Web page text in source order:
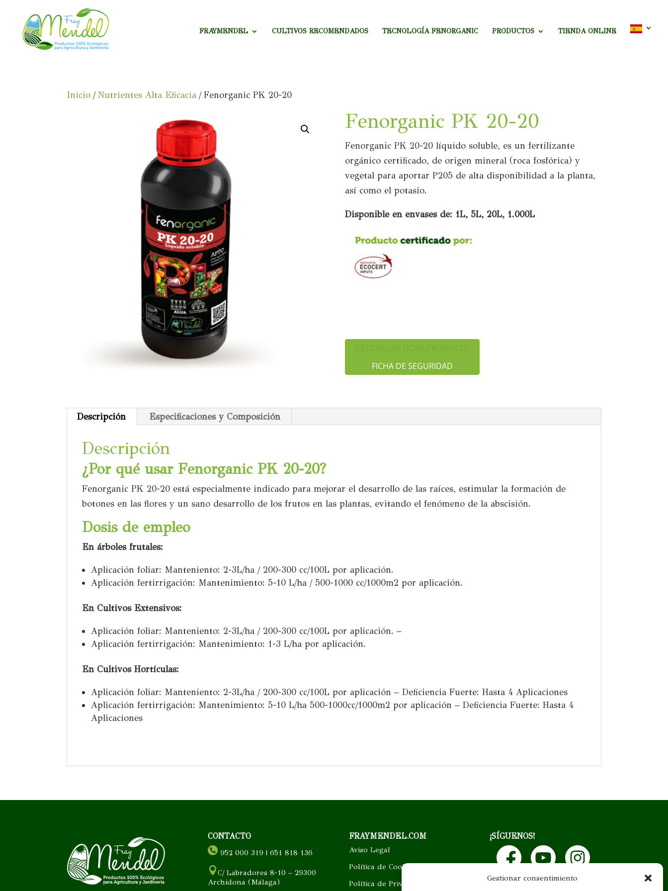
Gestionar consentimiento
FRAYMENDEL CULTIVOS RECOMENDADOS TECNOLOGÍA FENORGANIC PRODUCTOS TIENDA ONLINE
Inicio /Nutrientes Alta Eficacia / Fenorganic PK 20-20
Fenorganic PK 20-20
Fenorganic PK 20-20 líquido soluble, es un fertilizante
orgánico certificado, de origen mineral (roca fosfórica) y
vegetal para aportar P205 de alta disponibilidad a la planta,
así como el potasio.
Disponible en envases de: 1L, 5L, 20L, 1.000L
FICHA DE SEGURIDAD
Descripción Especificaciones y Composición
Descripción
¿Por qué usar Fenorganic PK 20-20?
Fenorganic PK 20-20 está especialmente indicado para mejorar el desarrollo de las raíces, estimular la formación de
botones en las flores y un sano desarrollo de los frutos en las plantas, evitando el fenómeno de la abscisión.
Dosis de empleo
En árboles frutales:
Aplicación foliar: Manteniento: 2-3L/ha / 200-300 cc/100L por aplicación.
Aplicación fertirrigación: Mantenimiento: 5-10 L/ha / 500-1000 cc/1000m2 por aplicación.
En Cultivos Extensivos:
Aplicación foliar: Manteniento: 2-3L/ha / 200-300 cc/100L por aplicación. –
Aplicación fertirrigación: Mantenimiento: 1-3 L/ha por aplicación.
En Cultivos Hortículas:
Aplicación foliar: Manteniento: 2-3L/ha / 200-300 cc/100L por aplicación – Deficiencia Fuerte: Hasta 4 Aplicaciones
Aplicación fertirrigación: Mantenimiento: 5-10 L/ha 500-1000cc/1000m2 por aplicación – Deficiencia Fuerte: Hasta 4
Aplicaciones
CONTACTO
952 000 319 | 651 818 136
C/ Labradores 8-10 – 29300
Archidona (Málaga)
FRAYMENDEL.COM
Aviso Legal
Política de Cookies
Política de Privacidad
¡SÍGUENOS!